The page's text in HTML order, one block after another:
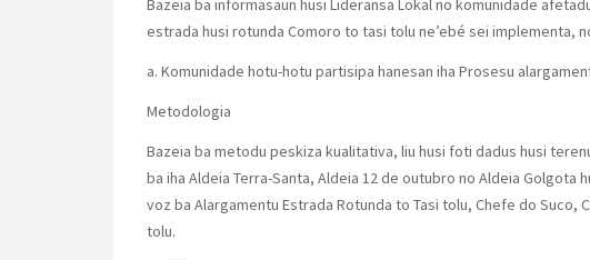
Bazeia ba informasaun husi Lideransa Lokal no komunidade
estrada husi rotunda Comoro to tasi tolu ne’ebé sei implementa,
a. Komunidade hotu-hotu partisipa hanesan iha Prosesu
Metodologia
Bazeia ba metodu peskiza kualitativa, liu husi foti dadus husi
ba iha Aldeia Terra-Santa, Aldeia 12 de outubro no Aldeia
voz ba Alargamentu Estrada Rotunda to Tasi tolu, Chefe do
tolu.